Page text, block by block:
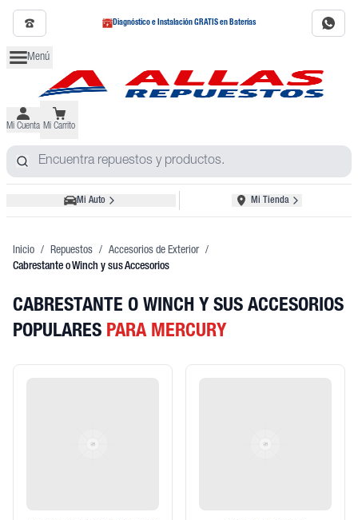
Diagnóstico e Instalación GRATIS en Baterías
Menú
Mi Cuenta Mi Carrito
Mi Auto Mi Tienda
Inicio / Repuestos / Accesorios de Exterior /
Cabrestante o Winch y sus Accesorios
CABRESTANTE O WINCH Y SUS ACCESORIOS
POPULARES PARA MERCURY